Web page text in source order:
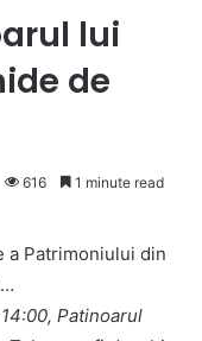
lui
de
616 1 minute read
a Patrimoniului din
Patinoarul